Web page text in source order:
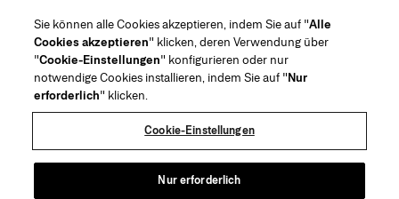
Kundendienst
Geschäft finden
Kontaktiere uns
FAQs
Packaging Recycling Instructions
Preference Center
Über uns
House of Herrera
Stellenangebote
(öffnet in neuem Tab)
chcarolinaherrera.com
(öffnet in neuem Tab)
Allgemeine Geschäftsbedingungen
Allgemein Modevertragsbedingungen
Cookie-Richtlinie
Sie können alle Cookies akzeptieren, indem Sie auf "Alle
Cookies akzeptieren" klicken, deren Verwendung über
"Cookie-Einstellungen" konfigurieren oder nur
notwendige Cookies installieren, indem Sie auf "Nur
erforderlich" klicken.
Cookie-Einstellungen
Nur erforderlich